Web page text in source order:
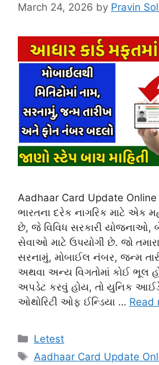
March 24, 2026 by Pravin
Aadhaar Card Update Online
ભારતના દરેક નાગરિક માટે એક
છે, જે વિવિધ સરકારી
સેવાઓ માટે ઉપયોગી છે. જો તમારા
સરનામું, મોબાઈલ નંબર, જન્મ
અથવા અન્ય વિગતોમાં કોઈ ભૂલ
અપડેટ કરવું હોય, તો યુનિક
ઓથોરિટી ઓફ ઈન્ડિયા … Read
Categories
Letest
Tags
Aadhaar Card Update